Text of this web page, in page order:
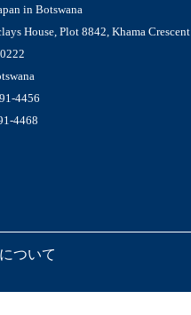
in Botswana
House, Plot 8842, Khama Crescent
4456
4468
ついて